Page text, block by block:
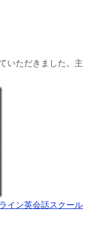
いただきました。主
イン英会話スクール